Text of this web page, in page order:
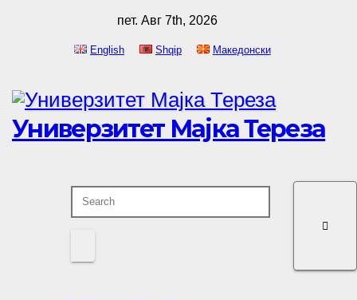
пет. Авг 7th, 2026
English Shqip Македонски
Универзитет Мајка Тереза